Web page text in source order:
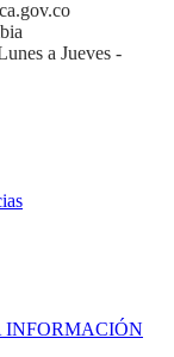
a Jueves -
INFORMACIÓN